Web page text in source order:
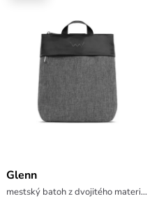
Glenn
mestský batoh z dvojitého materiálu